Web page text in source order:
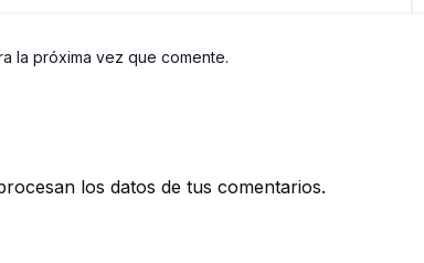
la próxima vez que comente.
los datos de tus comentarios.